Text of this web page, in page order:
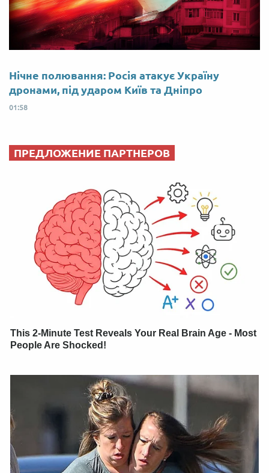
Нічне полювання: Росія атакує Україну
дронами, під ударом Київ та Дніпро
01:58
ПРЕДЛОЖЕНИЕ ПАРТНЕРОВ
This 2-Minute Test Reveals Your Real Brain Age - Most
People Are Shocked!